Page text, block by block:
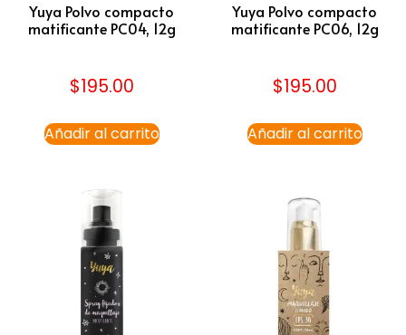
Yuya Polvo compacto
matificante PC04, 12g
$195.00
Añadir al carrito
Yuya Polvo compacto
matificante PC06, 12g
$195.00
Añadir al carrito